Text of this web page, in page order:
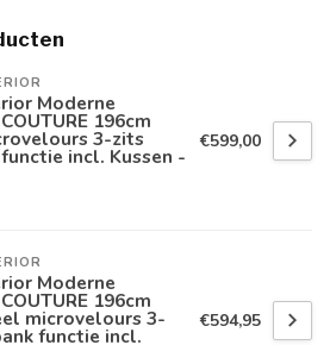
Moderne
196cm
3-zits
incl. Kussen -
€599,00
Moderne
196cm
microvelours 3-
functie incl.
€594,95